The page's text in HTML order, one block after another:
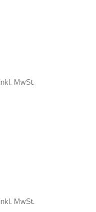
inkl. MwSt.
inkl. MwSt.